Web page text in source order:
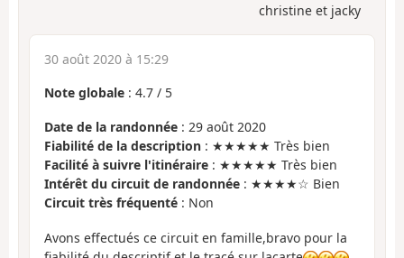
christine et jacky
30 août 2020 à 15:29
Note globale : 4.7 / 5
Date de la randonnée : 29 août 2020
Fiabilité de la description : ★★★★★ Très bien
Facilité à suivre l'itinéraire : ★★★★★ Très bien
Intérêt du circuit de randonnée : ★★★★☆ Bien
Circuit très fréquenté : Non
Avons effectués ce circuit en famille,bravo pour la